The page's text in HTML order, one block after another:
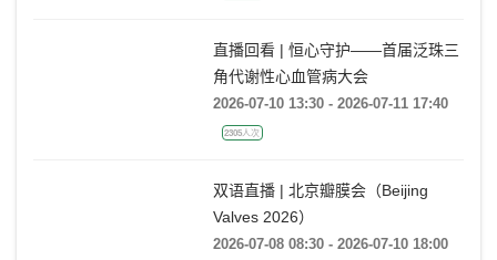
直播回看 | 恒心守护——首届泛珠三
角代谢性心血管病大会
2026-07-10 13:30 - 2026-07-11 17:40
双语直播 | 北京瓣膜会（Beijing
Valves 2026）